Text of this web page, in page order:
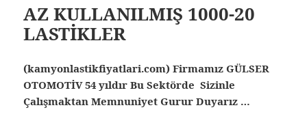
AZ KULLANILMIŞ 1000-20
LASTİKLER
(kamyonlastikfiyatlari.com) Firmamız GÜLSER
OTOMOTİV 54 yıldır Bu Sektörde Sizinle
Çalışmaktan Memnuniyet Gurur Duyarız …